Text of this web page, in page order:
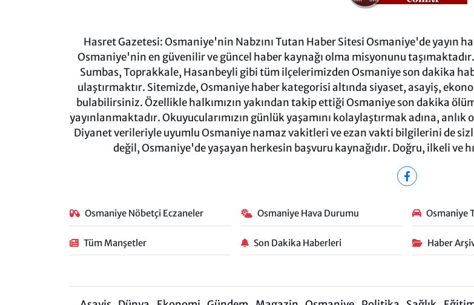
Hasret Gazetesi: Osmaniye'nin Nabzını Tutan Haber Sitesi Osmaniye'de yayın
Osmaniye'nin en güvenilir ve güncel haber kaynağı olma misyonunu
Sumbas, Toprakkale, Hasanbeyli gibi tüm ilçelerimizden Osmaniye son dakika
ulaştırmaktır. Sitemizde, Osmaniye haber kategorisi altında siyaset, asayiş,
bulabilirsiniz. Özellikle halkımızın yakından takip ettiği Osmaniye son dakika
yayınlanmaktadır. Okuyucularımızın günlük yaşamını kolaylaştırmak adına,
Diyanet verileriyle uyumlu Osmaniye namaz vakitleri ve ezan vakti bilgilerini de
değil, Osmaniye'de yaşayan herkesin başvuru kaynağıdır. Doğru, ilkeli ve
Osmaniye Nöbetçi Eczaneler Osmaniye Hava Durumu Osmaniye
Tüm Manşetler Son Dakika Haberleri Haber